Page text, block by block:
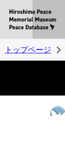
トップページ